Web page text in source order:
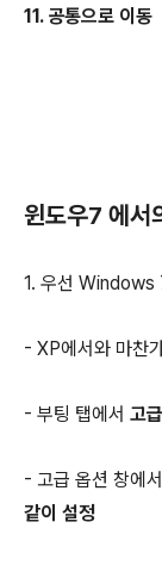
11. 공통으로 이동
윈도우7 에서
1. 우선 Windows
- XP에서와 마찬
- 부팅 탭에서 고
- 고급 옵션 창에서
같이 설정